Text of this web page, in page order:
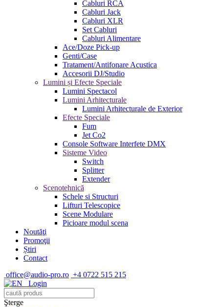
Cabluri RCA
Cabluri Jack
Cabluri XLR
Set Cabluri
Cabluri Alimentare
Ace/Doze Pick-up
Genti/Case
Tratament/Antifonare Acustica
Accesorii DJ/Studio
Lumini și Efecte Speciale
Lumini Spectacol
Lumini Arhitecturale
Lumini Arhitecturale de Exterior
Efecte Speciale
Fum
Jet Co2
Console Software Interfete DMX
Sisteme Video
Switch
Splitter
Extender
Scenotehnică
Schele si Structuri
Lifturi Telescopice
Scene Modulare
Picioare modul scena
Noutăţi
Promoţii
Știri
Contact
office@audio-pro.ro +4 0722 515 215
Login
Şterge